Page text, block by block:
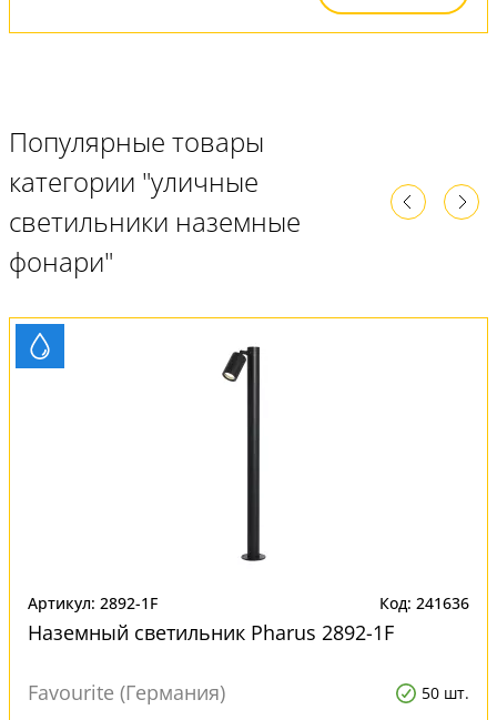
Популярные товары
категории "уличные
светильники наземные
фонари"
Артикул: 2892-1F Код: 241636
Наземный светильник Pharus 2892-1F
Favourite (Германия) 50 шт.